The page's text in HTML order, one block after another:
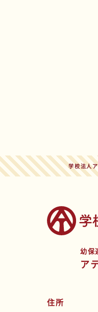
学校法人
幼保
ア
住所